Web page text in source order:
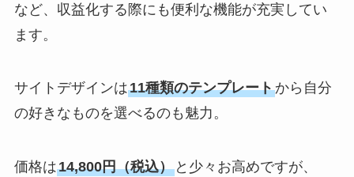
など、収益化する際にも便利な機能が充実してい
ます。
サイトデザインは11種類のテンプレートから自分
の好きなものを選べるのも魅力。
価格は14,800円（税込）と少々お高めですが、